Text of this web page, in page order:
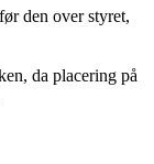
den over styret,
da placering på